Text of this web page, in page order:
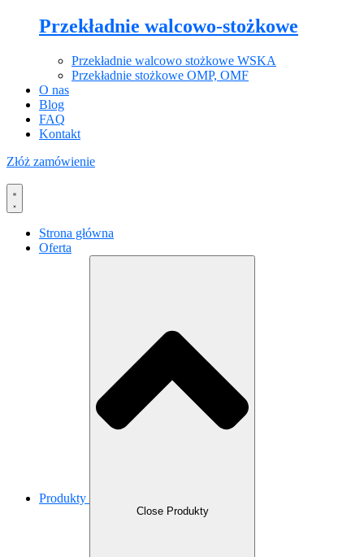
Przekładnie walcowo-stożkowe
Przekładnie walcowo stożkowe WSKA
Przekładnie stożkowe OMP, OMF
O nas
Blog
FAQ
Kontakt
Złóż zamówienie
Strona główna
Oferta
Produkty
Close Produkty